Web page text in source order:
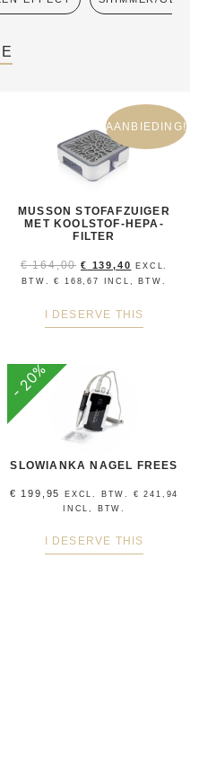
AANBIEDING!
MUSSON STOFAFZUIGER
MET KOOLSTOF-HEPA-
FILTER
€164,00 € 139,40
EXCL.
BTW.€ 168,67 INCL, BTW.
I DESERVE THIS
- 20%
SLOWIANKA NAGEL FREES
€ 199,95 EXCL. BTW. € 241,94
INCL, BTW.
I DESERVE THIS